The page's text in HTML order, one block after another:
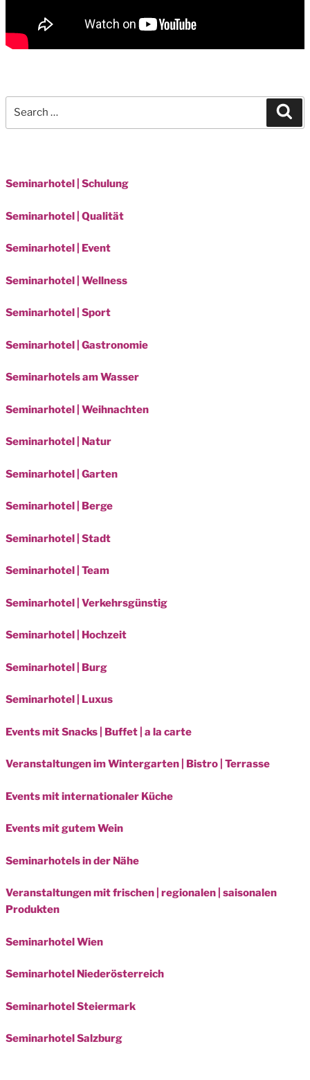
Seminarhotel | Schulung
Seminarhotel | Qualität
Seminarhotel | Event
Seminarhotel | Wellness
Seminarhotel | Sport
Seminarhotel | Gastronomie
Seminarhotels am Wasser
Seminarhotel | Weihnachten
Seminarhotel | Natur
Seminarhotel | Garten
Seminarhotel | Berge
Seminarhotel | Stadt
Seminarhotel | Team
Seminarhotel | Verkehrsgünstig
Seminarhotel | Hochzeit
Seminarhotel | Burg
Seminarhotel | Luxus
Events mit Snacks | Buffet | a la carte
Veranstaltungen im Wintergarten | Bistro | Terrasse
Events mit internationaler Küche
Events mit gutem Wein
Seminarhotels in der Nähe
Veranstaltungen mit frischen | regionalen | saisonalen
Produkten
Seminarhotel Wien
Seminarhotel Niederösterreich
Seminarhotel Steiermark
Seminarhotel Salzburg